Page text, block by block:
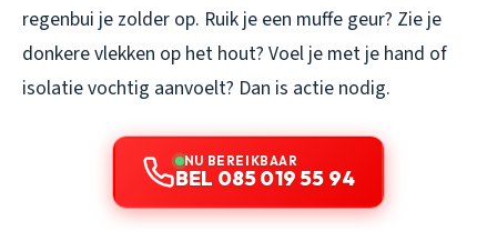
regenbui je zolder op. Ruik je een muffe geur? Zie je
donkere vlekken op het hout? Voel je met je hand of
isolatie vochtig aanvoelt? Dan is actie nodig.
NU BEREIKBAAR
BEL 085 019 55 94